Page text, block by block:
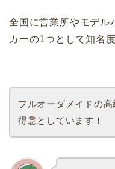
全国に営業所やモデル
カーの1つとして知名
フルオーダメイドの
得意としています！